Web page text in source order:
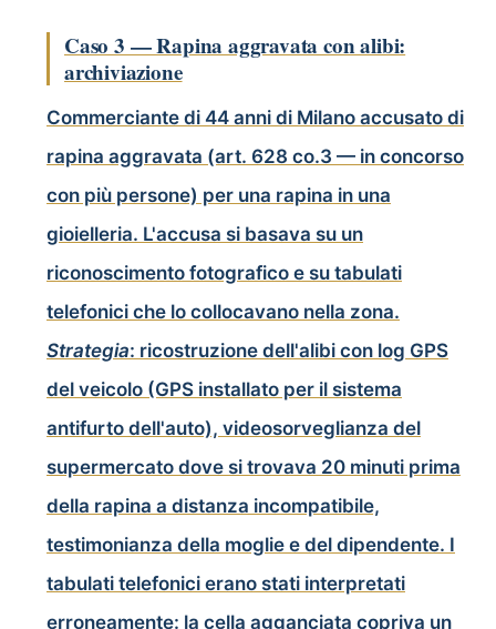
Caso 3 — Rapina aggravata con alibi:
archiviazione
Commerciante di 44 anni di Milano accusato di
rapina aggravata (art. 628 co.3 — in concorso
con più persone) per una rapina in una
gioielleria. L'accusa si basava su un
riconoscimento fotografico e su tabulati
telefonici che lo collocavano nella zona.
Strategia: ricostruzione dell'alibi con log GPS
del veicolo (GPS installato per il sistema
antifurto dell'auto), videosorveglianza del
supermercato dove si trovava 20 minuti prima
della rapina a distanza incompatibile,
testimonianza della moglie e del dipendente. I
tabulati telefonici erano stati interpretati
erroneamente: la cella agganciata copriva un